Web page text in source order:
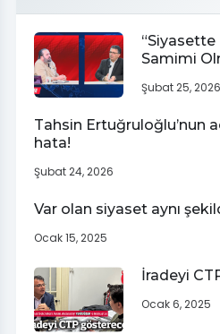
“Siyasette
Samimi
Şubat 25, 2026
Tahsin Ertuğruloğlu’nun
hata!
Şubat 24, 2026
Var olan siyaset aynı
Ocak 15, 2025
İradeyi
Ocak 6, 2025